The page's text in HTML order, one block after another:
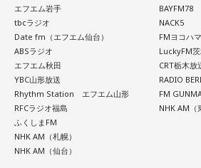
キャンベル
「濱住さんは原爆で自分の
けですが、自分はお母さんの胎内にい
ない犠牲者のお父さんの話を非常に淡
が、アメリカでもかなり報道されたわ
つ一つのストーリーというものが、私
ここにいない人たちに慰霊をするとか
何であったかということを考え、これ
考える時に、とても重要なことだとい
送の『ライオンズナイター』にゲスト
だきます。ものすごくうれしいです！
きなライオンズの魅力をしっかりとお
ズ選手との交流話や、ライオンズファ
普段は話せないことをたくさん話した
して、辻発彦さんと野球の練習をした
ています。辻さん覚えていらっしゃる
はその日の試合をしっかりとお届けしま
エフエム岩手
tbcラジオ
Date fm（エフエム仙台）
ABSラジオ
エフエム秋田
YBC山形放送
Rhythm Station エフエム山形
RFCラジオ福島
ふくしまFM
NHK AM（札幌）
NHK AM（仙台）
BAYFM78
NACK5
FMヨコハマ
LuckyFM
CRT栃木放
RADIO
FM
NHK AM（